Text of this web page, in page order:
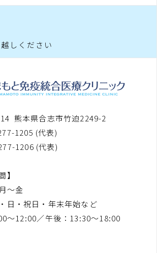
しください
熊本県合志市竹迫2249-2
1205 (代表)
1206 (代表)
】
月〜金
日・祝日・年末年始など
〜12:00 午後 13:30〜18:00